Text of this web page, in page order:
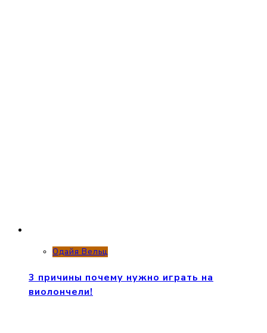
Одайя Вельц
3 причины почему нужно играть на
виолончели!